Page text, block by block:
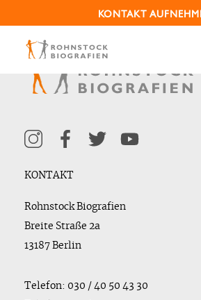
KONTAKT
KONTAKT
Rohnstock Biografien
Breite Straße 2a
13187 Berlin
Telefon: 030 / 40 50 43 30